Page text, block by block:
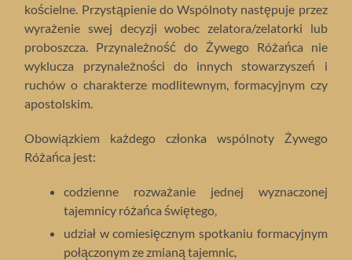
kościelne. Przystąpienie do Wspólnoty następuje przez
wyrażenie swej decyzji wobec zelatora/zelatorki lub
proboszcza. Przynależność do Żywego Różańca nie
wyklucza przynależności do innych stowarzyszeń i
ruchów o charakterze modlitewnym, formacyjnym czy
apostolskim.
Obowiązkiem każdego członka wspólnoty Żywego
Różańca jest:
codzienne rozważanie jednej wyznaczonej
tajemnicy różańca świętego,
udział w comiesięcznym spotkaniu formacyjnym
połączonym ze zmianą tajemnic,